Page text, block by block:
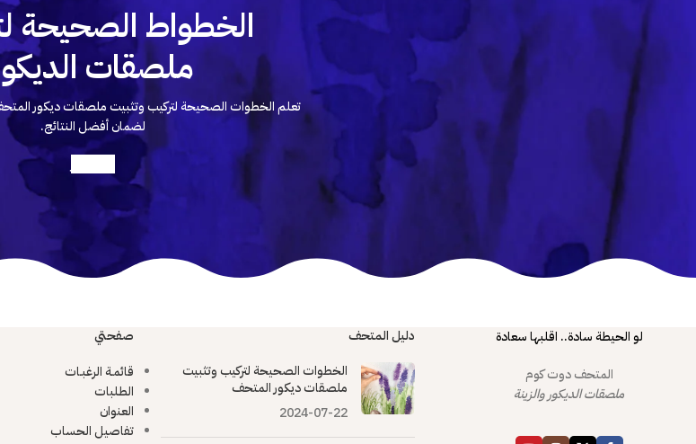
الخطواط الصحيحة
ملصقات
تعلم الخطوات الصحيحة لتركيب وتثبيت ملصقات ديكور
لضمان أفضل النتائج.
لو الحيطة سادة.. اقلبها سعادة
المتحف دوت كوم
ملصقات الديكور والزينة
دليل المتحف
الخطوات الصحيحة لتركيب وتثبيت
ملصقات ديكور المتحف
2024-07-22
صفحتي
قائمـة الرغبـات
الطلبات
العنوان
تفاصيل الحساب